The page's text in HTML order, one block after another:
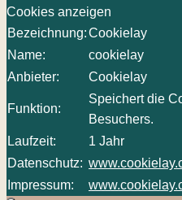
Cookies anzeigen
Bezeichnung:Cookielay
Name:
cookielay
Anbieter:
Cookielay
Funktion:
Speichert die
Besuchers.
Laufzeit:
1 Jahr
Datenschutz:
Impressum: